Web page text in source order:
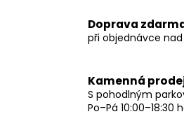
Doprava
při objednávce nad
Kamenná
S pohodlným
Po–Pá 10:00–18:30